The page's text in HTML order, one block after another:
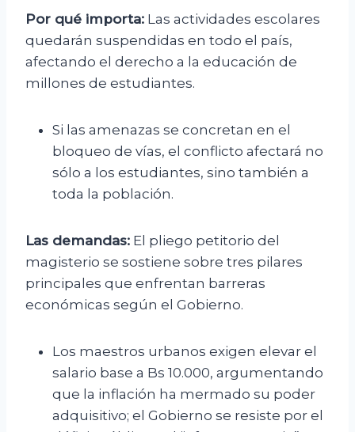
Por qué importa: Las actividades escolares
quedarán suspendidas en todo el país,
afectando el derecho a la educación de
millones de estudiantes.
Si las amenazas se concretan en el
bloqueo de vías, el conflicto afectará no
sólo a los estudiantes, sino también a
toda la población.
Las demandas: El pliego petitorio del
magisterio se sostiene sobre tres pilares
principales que enfrentan barreras
económicas según el Gobierno.
Los maestros urbanos exigen elevar el
salario base a Bs 10.000, argumentando
que la inflación ha mermado su poder
adquisitivo; el Gobierno se resiste por el